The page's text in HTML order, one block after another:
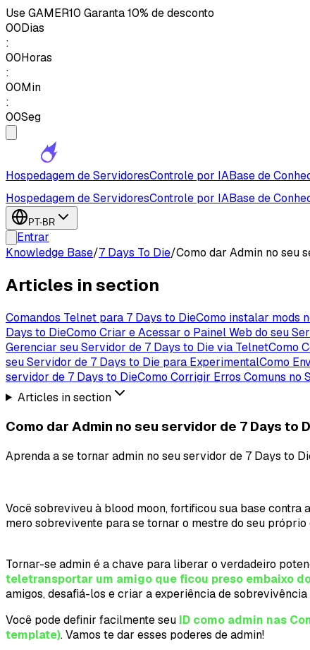
UseGAMER10 Garanta 10% de desconto
00Dias
:
00Horas
:
00Min
:
00Seg
Hospedagem de ServidoresControle por IABase de
Hospedagem de ServidoresControle por IABase de
PT-BR
Entrar
Knowledge Base/7 Days To Die/Como dar Admin no seu
Articles in section
Comandos Telnet para 7 Days to DieComo instalar mods
Days to DieComo Criar e Acessar o Painel Web do seu
Gerenciar seu Servidor de 7 Days to Die via TelnetComo
seu Servidor de 7 Days to Die para ExperimentalComo
servidor de 7 Days to DieComo Corrigir Erros Comuns no
Articles in section
Como dar Admin no seu servidor de 7 Days to
Aprenda a se tornar admin no seu servidor de 7 Days to
Você sobreviveu à blood moon, fortificou sua base contra
mero sobrevivente para se tornar o mestre do seu próprio
Tornar-se admin é a chave para liberar o verdadeiro
teletransportar um amigo que ficou preso embaixo
amigos, desafiá-los e criar a experiência de
Você pode definir facilmente seu ID como admin nas
template). Vamos te dar esses poderes de admin!